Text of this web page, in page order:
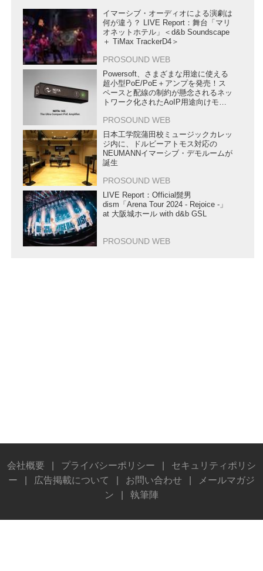
イマーシブ・オーディオによる演劇は
何が違う？ LIVE Report：舞台「マリ
オネットホテル」＜d&b Soundscape
＋ TiMax TrackerD4＞
PROSOUND WEB
Powersoft、さまざまな用途に使える
超小型PoE/PoE＋アンプを発売！ス
ペースと配線の制約が懸念されるネッ
トワーク化されたAoIP用途向けモデ
PROSOUND WEB
日本工学院蒲田校ミュージックカレッ
ジ内に、ドルビーアトモス対応の
NEUMANNイマーシブ・デモルームが
誕生
PROSOUND WEB
LIVE Report：Official髭男
dism「Arena Tour 2024 - Rejoice -」
at 大阪城ホール with d&b GSL
PROSOUND WEB
会社概要 プライバシーポリシー
セキュリティポリシ
ー
広告掲載について お問い合わせ
メールマガジ
ン
執筆陣